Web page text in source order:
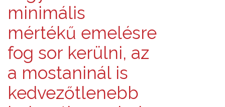
minimális
mértékű emelésre
fog sor kerülni, az
a mostaninál is
kedvezőtlenebb